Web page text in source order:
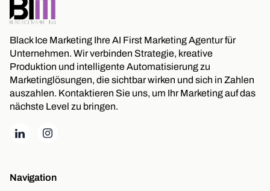
Black Ice Marketing Ihre AI First Marketing Agentur für
Unternehmen. Wir verbinden Strategie, kreative
Produktion und intelligente Automatisierung zu
Marketinglösungen, die sichtbar wirken und sich in Zahlen
auszahlen. Kontaktieren Sie uns, um Ihr Marketing auf das
nächste Level zu bringen.
Navigation